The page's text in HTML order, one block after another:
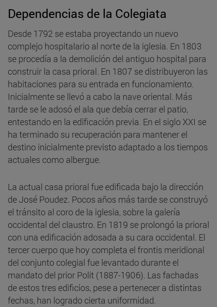
Dependencias de la Colegiata
Desde 1792 se estaba proyectando un nuevo
complejo hospitalario al norte de la iglesia. En 1803
se procedía a la demolición del antiguo hospital para
construir la casa prioral. En 1807 se distribuyeron las
habitaciones para su entrada en funcionamiento.
Inicialmente se llevó a cabo la nave oriental. Más
tarde se le adosó el ala que debía cerrar el patio,
entestando en la edificación previa. En el siglo XXI se
ha terminado su recuperación para mantener el
destino inicialmente previsto adaptado a los tiempos
actuales como albergue.
La actual casa prioral fue edificada bajo la dirección
de José Poudez. Pocos años más tarde se construyó
el tránsito al coro de la iglesia, sobre la galería
occidental del claustro. En 1819 se prolongó la prioral
con una edificación adosada a su cara occidental. El
tercer cuerpo que hoy completa el frontis meridional
del conjunto colegial fue levantado durante el
mandato del prior Polit (1887-1906). Las fachadas
de estos tres edificios, pese a pertenecer a distintas
fechas, han logrado cierta uniformidad.